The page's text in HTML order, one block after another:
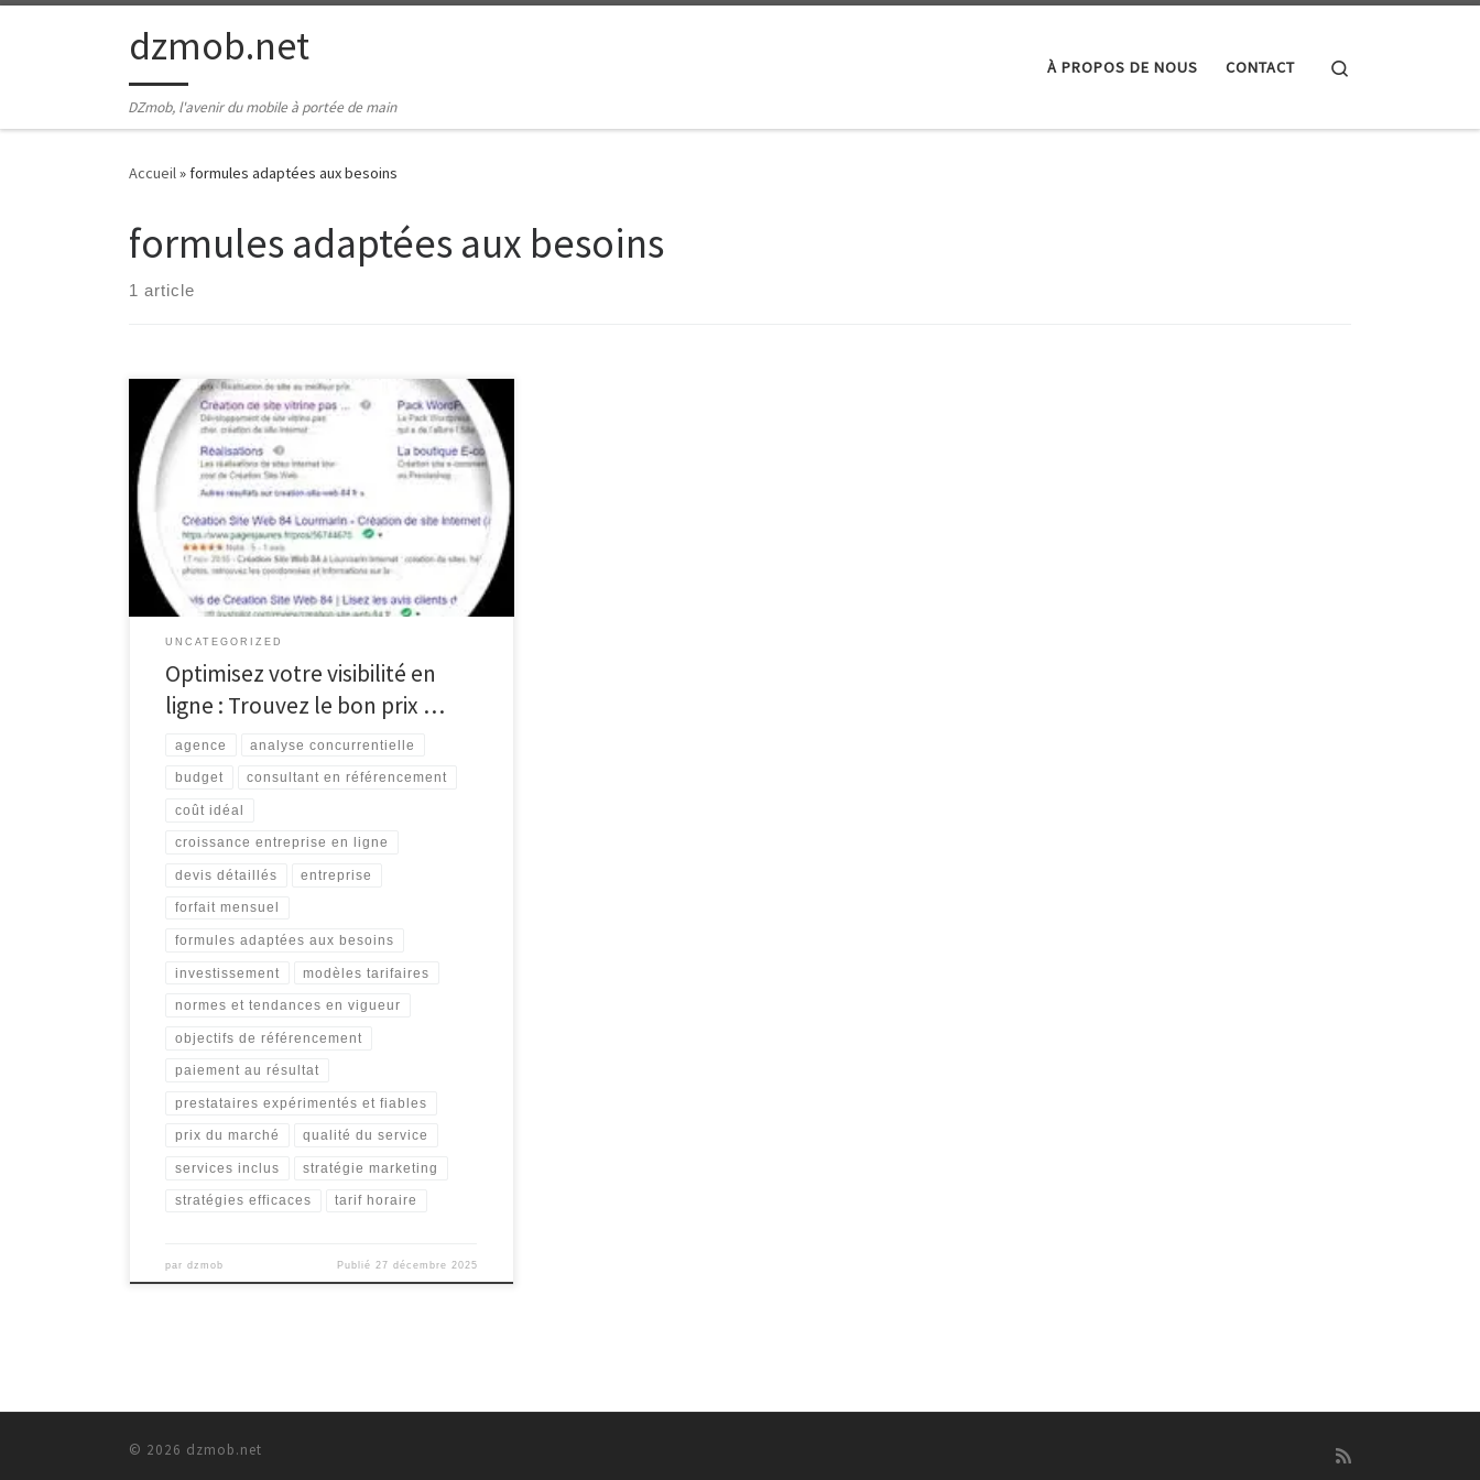
Passer au contenudzmob.net
DZmob, l'avenir du mobile à portée de main
À PROPOS DE NOUS CONTACT
Accueil»formules adaptées aux besoins
formules adaptées aux besoins
1 article
Prix Référencement Site Internet : Comment
Déterminer le Coût Idéal pour Votre Entreprise Le
référencement d’un site internet est crucial pour sa
visibilité en ligne et sa réussite commerciale.
Cependant, déterminer le prix idéal pour le
référencement de votre site peut être un défi.
Plusieurs facteurs entrent en jeu lorsqu’il […]
UNCATEGORIZED
Optimisez votre visibilité en
ligne : Trouvez le bon prix …
agence analyse concurrentielle
budget consultant en référencement
coût idéal
croissance entreprise en ligne
devis détaillés entreprise
forfait mensuel
formules adaptées aux besoins
investissement modèles tarifaires
normes et tendances en vigueur
objectifs de référencement
paiement au résultat
prestataires expérimentés et fiables
prix du marché qualité du service
services inclus stratégie marketing
stratégies efficaces tarif horaire
pardzmob Publié 27 décembre 2025
© 2026 dzmob.net